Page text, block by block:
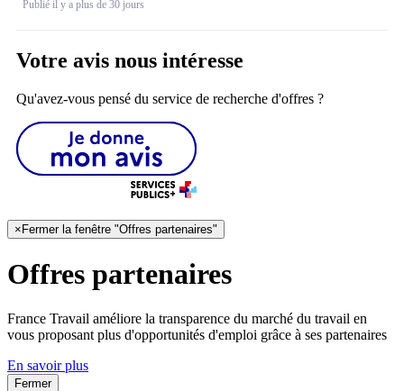
Publié il y a plus de 30 jours
Votre avis nous intéresse
Qu'avez-vous pensé du service de recherche d'offres ?
× Fermer la fenêtre "Offres partenaires"
Offres partenaires
France Travail améliore la transparence du marché du travail en
vous proposant plus d'opportunités d'emploi grâce à ses partenaires
En savoir plus
Fermer